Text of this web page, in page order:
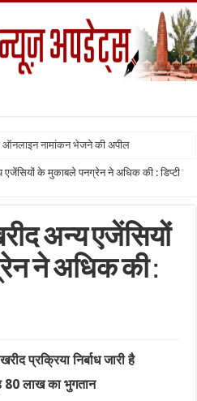
नामांकन भेजने की अपील
के मुकाबले पनग्रेन ने अधिक की : डिप्टी
अन्य एजेंसियों
ने अधिक की :
प्रक्रिया निर्बाध जारी है
80 लाख का भुगतान